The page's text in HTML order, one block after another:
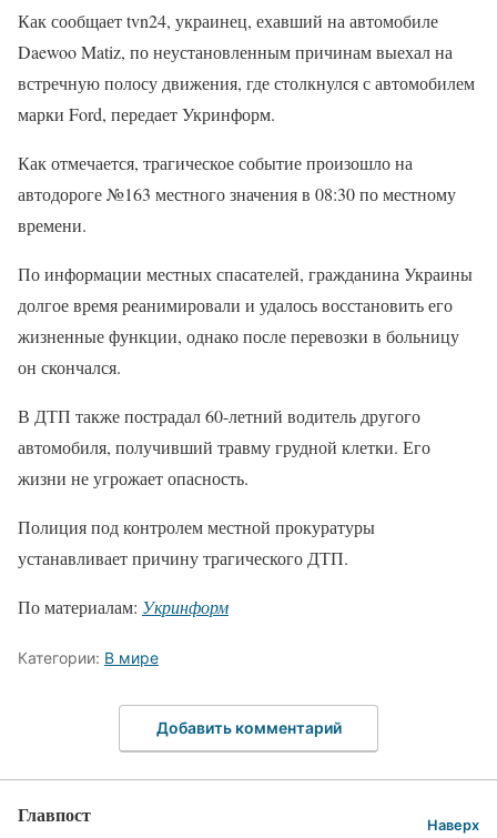
Как сообщает tvn24, украинец, ехавший на автомобиле
Daewoo Matiz, по неустановленным причинам выехал на
встречную полосу движения, где столкнулся с автомобилем
марки Ford, передает Укринформ.
Как отмечается, трагическое событие произошло на
автодороге №163 местного значения в 08:30 по местному
времени.
По информации местных спасателей, гражданина Украины
долгое время реанимировали и удалось восстановить его
жизненные функции, однако после перевозки в больницу
он скончался.
В ДТП также пострадал 60-летний водитель другого
автомобиля, получивший травму грудной клетки. Его
жизни не угрожает опасность.
Полиция под контролем местной прокуратуры
устанавливает причину трагического ДТП.
По материалам: Укринформ
Категории: В мире
Добавить комментарий
Главпост Наверх